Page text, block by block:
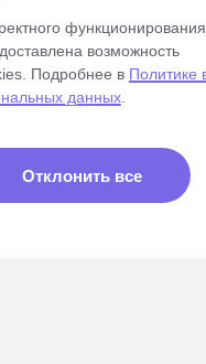
функционирования
возможность
Подробнее в Политике
данных.
Отклонить все